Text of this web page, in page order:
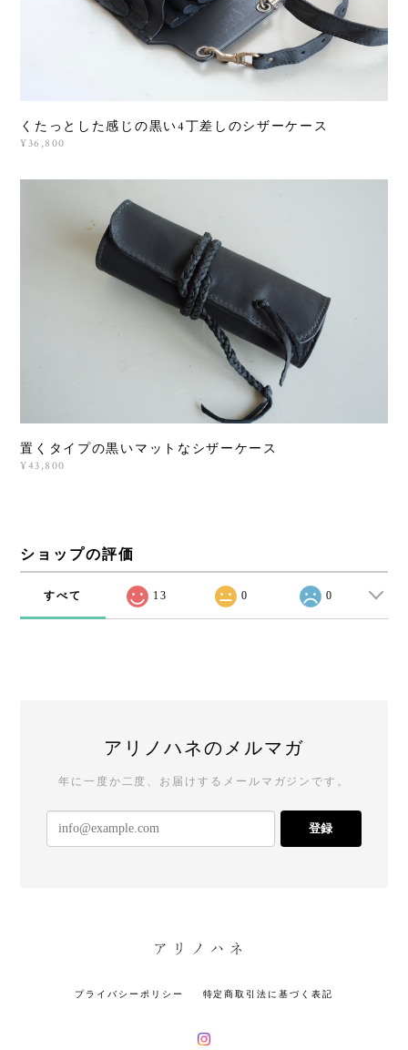
くたっとした感じの黒い4丁差しのシザーケース
¥36,800
置くタイプの黒いマットなシザーケース
¥43,800
ショップの評価
すべて 13 0 0
アリノハネのメルマガ
年に一度か二度、お届けするメールマガジンです。
登録
プライバシーポリシー 特定商取引法に基づく表記